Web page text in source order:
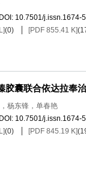
DOI: 10.7501/j.issn.1674-
(0) [PDF 855.41 K](
胶囊联合依达拉奉
杨东锋，单春艳
DOI: 10.7501/j.issn.1674-
(0) [PDF 845.19 K](